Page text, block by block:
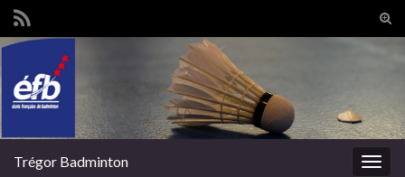
Trégor Badminton